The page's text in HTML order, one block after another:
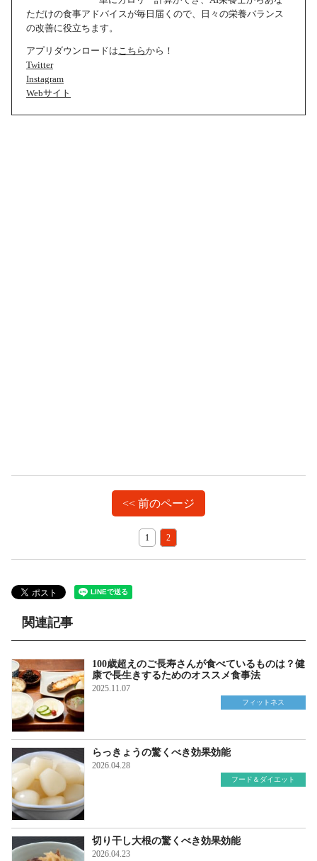
ただけの食事アドバイスが毎日届くので、日々の栄養バランス
の改善に役立ちます。
アプリダウンロードはこちらから！
Twitter
Instagram
Webサイト
<< 前のページ
1 2
関連記事
100歳超えのご長寿さんが食べているものは？健
康で長生きするためのオススメ食事法
2025.11.07
フィットネス
らっきょうの驚くべき効果効能
2026.04.28
フード＆ダイエット
切り干し大根の驚くべき効果効能
2026.04.23